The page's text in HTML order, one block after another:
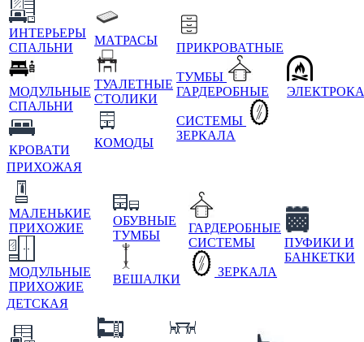
ИНТЕРЬЕРЫ
СПАЛЬНИ
МОДУЛЬНЫЕ
СПАЛЬНИ
КРОВАТИ
МАТРАСЫ
ТУАЛЕТНЫЕ
СТОЛИКИ
КОМОДЫ
ПРИКРОВАТНЫЕ
ТУМБЫ
ГАРДЕРОБНЫЕ
СИСТЕМЫ
ЗЕРКАЛА
ПРИХОЖАЯ
МАЛЕНЬКИЕ
ПРИХОЖИЕ
МОДУЛЬНЫЕ
ПРИХОЖИЕ
ОБУВНЫЕ
ТУМБЫ
ВЕШАЛКИ
ГАРДЕРОБНЫЕ
СИСТЕМЫ
ЗЕРКАЛА
ПУФИКИ И
БАНКЕТКИ
ДЕТСКАЯ